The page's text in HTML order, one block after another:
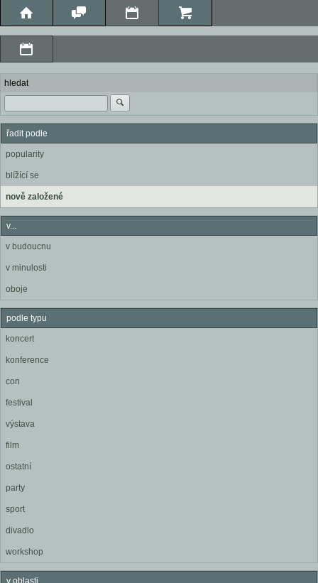
hledat
řadit podle
popularity
blížící se
nově založené
v...
v budoucnu
v minulosti
oboje
podle typu
koncert
konference
con
festival
výstava
film
ostatní
party
sport
divadlo
workshop
v oblasti